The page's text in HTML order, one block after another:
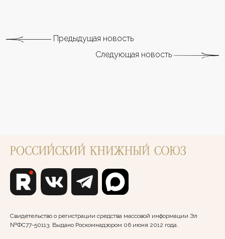
Предыдущая новость
Следующая новость
Свидетельство о регистрации средства массовой информации Эл
№ФС77-50113. Выдано Роскомнадзором 06 июня 2012 года.